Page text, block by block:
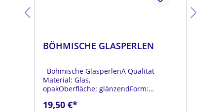
BÖHMISCHE GLASPERLEN
Böhmische GlasperlenA Qualität
Material: Glas,
opakOberfläche: glänzendForm:
moosgrünDurchmesser: ca. 6 mmLänge:
19,50 €*